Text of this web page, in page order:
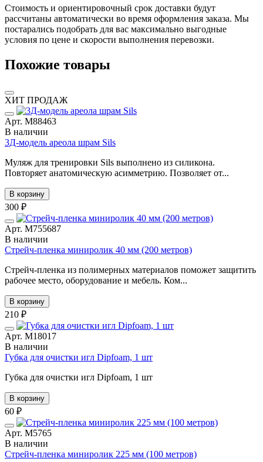
Стоимость и ориентировочный срок доставки будут
рассчитаны автоматически во время оформления заказа. Мы
постарались подобрать для вас максимально выгодные
условия по цене и скорости выполнения перевозки.
Похожие товары
ХИТ ПРОДАЖ
Арт. М88463
В наличии
3Д-модель ареола шрам Sils
Муляж для тренировки Sils выполнено из силикона.
Повторяет анатомическую асимметрию. Позволяет от...
В корзину
300 ₽
Арт. М755687
В наличии
Стрейч-пленка миниролик 40 мм (200 метров)
Стрейч-пленка из полимерных материалов поможет защитить
рабочее место, оборудование и мебель. Ком...
В корзину
210 ₽
Арт. М18017
В наличии
Губка для очистки игл Dipfoam, 1 шт
Губка для очистки игл Dipfoam, 1 шт
В корзину
60 ₽
Арт. М5765
В наличии
Стрейч-пленка миниролик 225 мм (100 метров)